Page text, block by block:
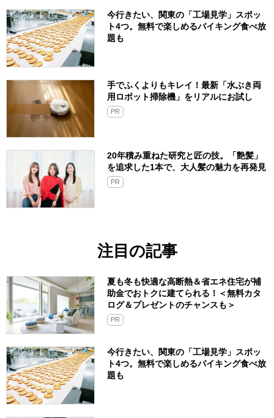
今行きたい、関東の「工場見学」スポッ
ト4つ。無料で楽しめるバイキング食べ放
題も
手でふくよりもキレイ！最新「水ぶき両
用ロボット掃除機」をリアルにお試し
PR
20年積み重ねた研究と匠の技。「艶髪」
を追求した1本で、大人髪の魅力を再発見
PR
注目の記事
夏も冬も快適な高断熱＆省エネ住宅が補
助金でおトクに建てられる！＜無料カタ
ログ＆プレゼントのチャンスも＞
PR
今行きたい、関東の「工場見学」スポッ
ト4つ。無料で楽しめるバイキング食べ放
題も